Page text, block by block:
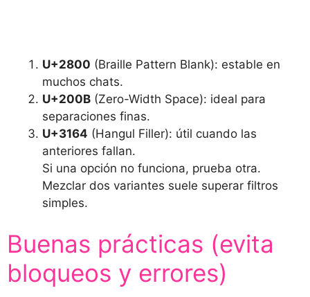
U+2800 (Braille Pattern Blank): estable en
muchos chats.
U+200B (Zero-Width Space): ideal para
separaciones finas.
U+3164 (Hangul Filler): útil cuando las
anteriores fallan.
Si una opción no funciona, prueba otra.
Mezclar dos variantes suele superar filtros
simples.
Buenas prácticas (evita
bloqueos y errores)